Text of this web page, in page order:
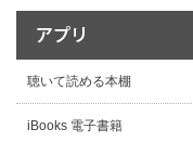
聴いて読める本棚
iBooks 電子書籍